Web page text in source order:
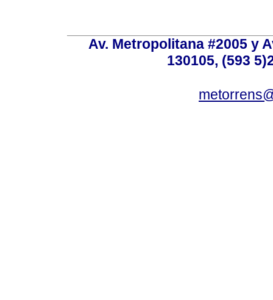
Av. Metropolitana #2005 y
130105, (593